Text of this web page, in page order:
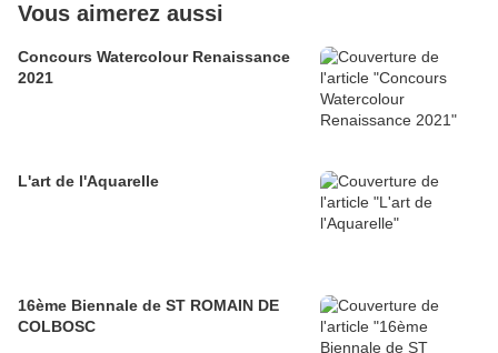
Vous aimerez aussi
Concours Watercolour Renaissance
2021
L'art de l'Aquarelle
16ème Biennale de ST ROMAIN DE
COLBOSC